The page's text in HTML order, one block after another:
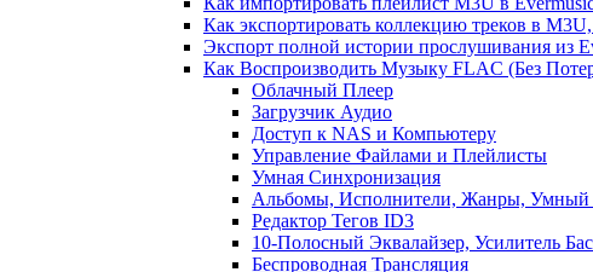
Как экспортировать коллекцию треков в
Экспорт полной истории прослушивания из
Как Воспроизводить Музыку FLAC (Без
Облачный Плеер
Загрузчик Аудио
Доступ к NAS и Компьютеру
Управление Файлами и Плейлисты
Умная Синхронизация
Альбомы, Исполнители, Жанры, Умный
Редактор Тегов ID3
10-Полосный Эквалайзер, Усилитель
Беспроводная Трансляция